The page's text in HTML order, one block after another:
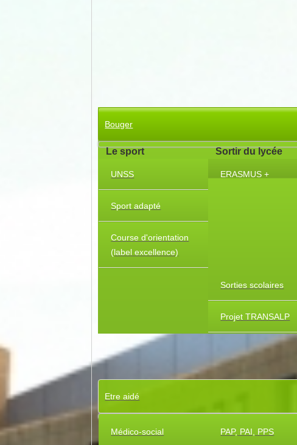
Bouger
Le sport
UNSS
Sport adapté
Course d'orientation
(label excellence)
Sortir du lycée
ERASMUS +
Sorties scolaires
Projet TRANSALP
Etre aidé
Médico-social PAP, PAI, PPS